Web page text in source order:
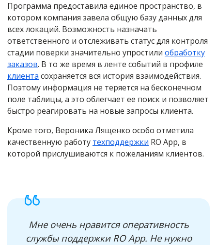
Программа предоставила единое пространство, в
котором компания завела общую базу данных для
всех локаций. Возможность назначать
ответственного и отслеживать статус для контроля
стадии поверки значительно упростили обработку
заказов. В то же время в ленте событий в профиле
клиента сохраняется вся история взаимодействия.
Поэтому информация не теряется на бесконечном
поле таблицы, а это облегчает ее поиск и позволяет
быстро реагировать на новые запросы клиента.
Кроме того, Вероника Лященко особо отметила
качественную работу техподдержки RO App, в
которой прислушиваются к пожеланиям клиентов.
Мне очень нравится оперативность
службы поддержки RO App. Не нужно